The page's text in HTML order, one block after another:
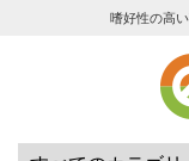
嗜好性の高